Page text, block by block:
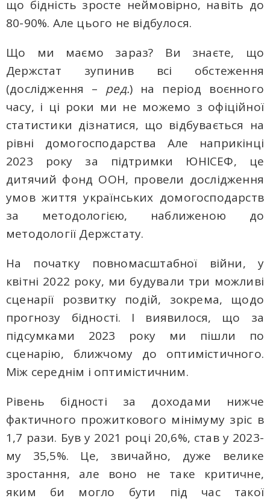
що бідність зросте неймовірно, навіть до
80-90%. Але цього не відбулося.
Що ми маємо зараз? Ви знаєте, що
Держстат зупинив всі обстеження
(дослідження – ред.) на період воєнного
часу, і ці роки ми не можемо з офіційної
статистики дізнатися, що відбувається на
рівні домогосподарства Але наприкінці
2023 року за підтримки ЮНІСЕФ, це
дитячий фонд ООН, провели дослідження
умов життя українських домогосподарств
за методологією, наближеною до
методології Держстату.
На початку повномасштабної війни, у
квітні 2022 року, ми будували три можливі
сценарії розвитку подій, зокрема, щодо
прогнозу бідності. І виявилося, що за
підсумками 2023 року ми пішли по
сценарію, ближчому до оптимістичного.
Між середнім і оптимістичним.
Рівень бідності за доходами нижче
фактичного прожиткового мінімуму зріс в
1,7 рази. Був у 2021 році 20,6%, став у 2023-
му 35,5%. Це, звичайно, дуже велике
зростання, але воно не таке критичне,
яким би могло бути під час такої